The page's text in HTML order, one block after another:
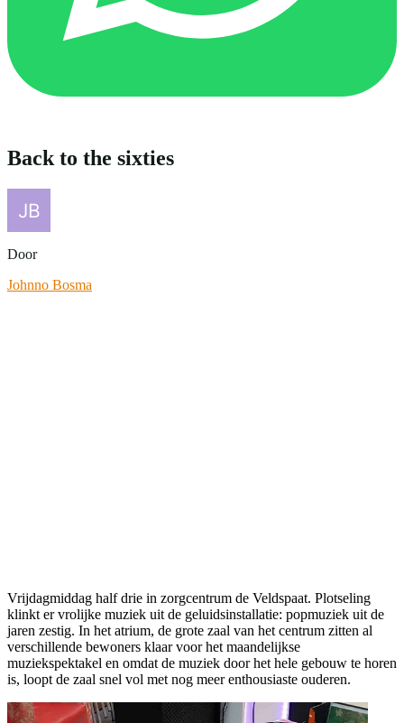
Back to the sixties
Door
Johnno Bosma
Vrijdagmiddag half drie in zorgcentrum de Veldspaat. Plotseling
klinkt er vrolijke muziek uit de geluidsinstallatie: popmuziek uit de
jaren zestig. In het atrium, de grote zaal van het centrum zitten al
verschillende bewoners klaar voor het maandelijkse
muziekspektakel en omdat de muziek door het hele gebouw te horen
is, loopt de zaal snel vol met nog meer enthousiaste ouderen.